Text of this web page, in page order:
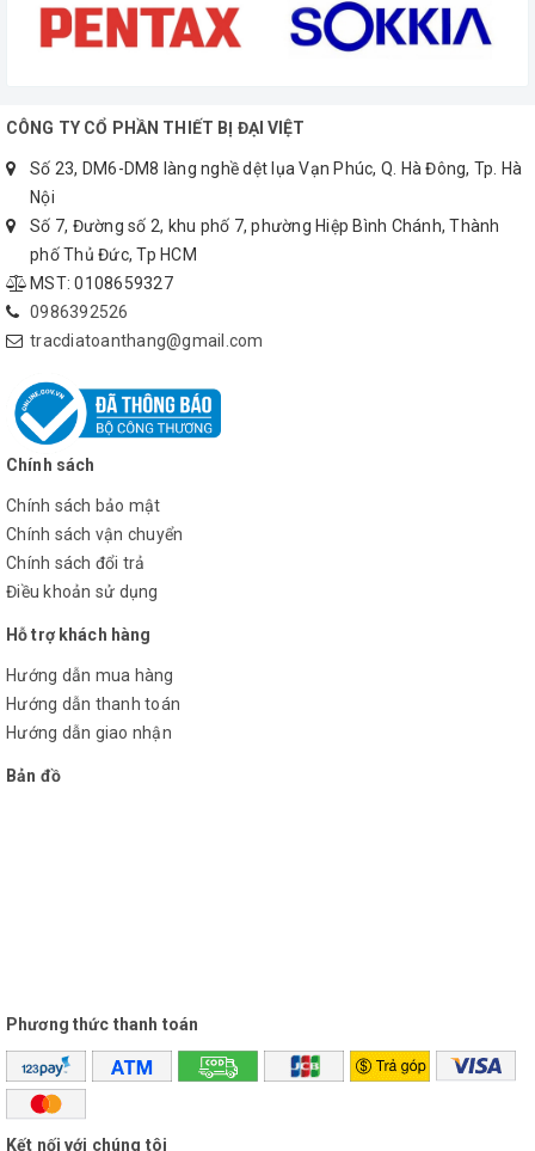
CÔNG TY CỔ PHẦN THIẾT BỊ ĐẠI VIỆT
Số 23, DM6-DM8 làng nghề dệt lụa Vạn Phúc, Q. Hà Đông, Tp. Hà
Nội
Số 7, Đường số 2, khu phố 7, phường Hiệp Bình Chánh, Thành
phố Thủ Đức, Tp HCM
MST: 0108659327
0986392526
tracdiatoanthang@gmail.com
Chính sách
Chính sách bảo mật
Chính sách vận chuyển
Chính sách đổi trả
Điều khoản sử dụng
Hỗ trợ khách hàng
Hướng dẫn mua hàng
Hướng dẫn thanh toán
Hướng dẫn giao nhận
Bản đồ
Phương thức thanh toán
Kết nối với chúng tôi